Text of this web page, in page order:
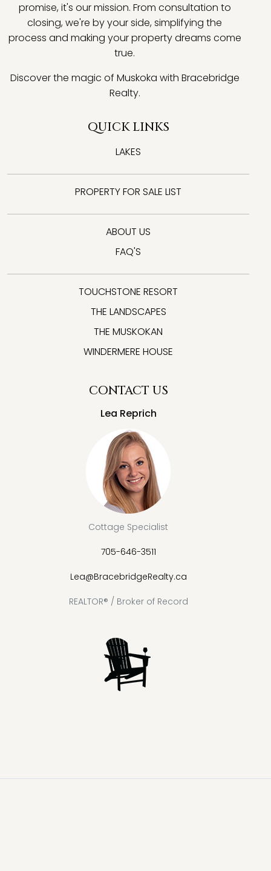
promise, it's our mission. From consultation to
closing, we're by your side, simplifying the
process and making your property dreams come
true.
Discover the magic of Muskoka with Bracebridge
Realty.
QUICK LINKS
LAKES
PROPERTY FOR SALE LIST
ABOUT US
FAQ'S
TOUCHSTONE RESORT
THE LANDSCAPES
THE MUSKOKAN
WINDERMERE HOUSE
CONTACT US
Lea Reprich
Cottage Specialist
705-646-3511
Lea@BracebridgeRealty.ca
REALTOR® / Broker of Record